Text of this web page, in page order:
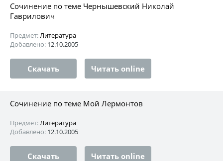
Сочинение по теме Чернышевский Николай
Гаврилович
Предмет:Литература
Добавлено: 12.10.2005
Скачать Читать online
Сочинение по теме Мой Лермонтов
Предмет:Литература
Добавлено: 12.10.2005
Скачать Читать online